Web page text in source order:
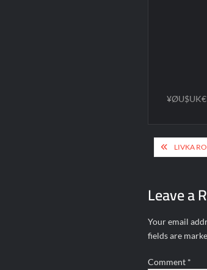
PostLIVKA
Leave a
Your email
fields are
Comment *